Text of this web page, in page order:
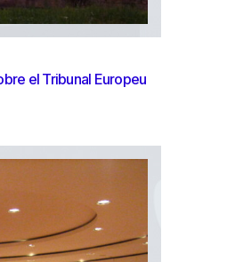
el Tribunal Europeu